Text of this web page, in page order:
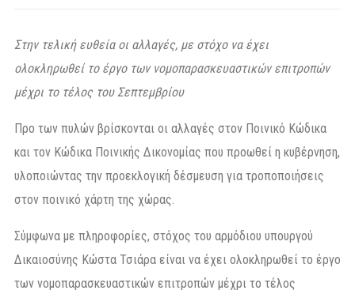
Στην τελική ευθεία οι αλλαγές, με στόχο να έχει
ολοκληρωθεί το έργο των νομοπαρασκευαστικών επιτροπών
μέχρι το τέλος του Σεπτεμβρίου
Προ των πυλών βρίσκονται οι αλλαγές στον Ποινικό Κώδικα
και τον Κώδικα Ποινικής Δικονομίας που προωθεί η κυβέρνηση,
υλοποιώντας την προεκλογική δέσμευση για τροποποιήσεις
στον ποινικό χάρτη της χώρας.
Σύμφωνα με πληροφορίες, στόχος του αρμόδιου υπουργού
Δικαιοσύνης Κώστα Τσιάρα είναι να έχει ολοκληρωθεί το έργο
των νομοπαρασκευαστικών επιτροπών μέχρι το τέλος